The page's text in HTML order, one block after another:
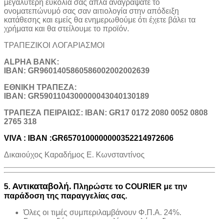
μεγαλύτερη ευκολία σας απλά αναγράψατε το
ονοματεπώνυμό σας σαν αιτιολογία στην απόδειξη
κατάθεσης και εμείς θα ενημερωθούμε ότι έχετε βάλει τα
χρήματα και θα στείλουμε το προϊόν.
ΤΡΑΠΕΖΙΚOI ΛΟΓΑΡΙΑΣΜΟΙ
ALPHA BANK:
IBAN: GR9601405860586002002002639
ΕΘΝΙΚΗ ΤΡΑΠΕΖΑ:
IBAN: GR5901104300000043040130189
TΡΑΠΕΖΑ ΠΕΙΡΑΙΩΣ: IBAN: GR17 0172 2080 0052 0808
2765 318
VIVA : IBAN :GR6570100000000352214972606
Δικαιούχος Καραδήμος Ε. Κωνσταντίνος
5. Αντικαταβολή. Πληρώστε το COURIER με την
παράδοση της παραγγελίας σας.
Όλες οι τιμές συμπεριλαμβάνουν Φ.Π.Α. 24%.